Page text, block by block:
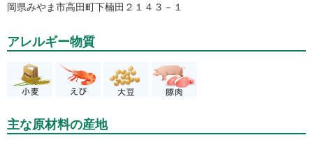
岡県みやま市高田町下楠田２１４３－１
アレルギー物質
主な原材料の産地